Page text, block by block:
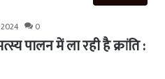
0
पालन में ला रही है क्रांति :